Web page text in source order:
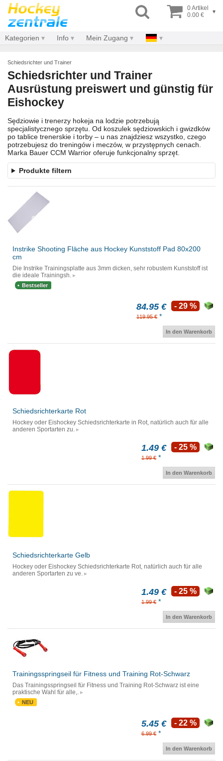
0 Artikel
0.00 €
▾
Kategorien Info Mein Zugang
Schiedsrichter und Trainer
Schiedsrichter und Trainer
Ausrüstung preiswert und günstig für
Eishockey
Sędziowie i trenerzy hokeja na lodzie potrzebują
specjalistycznego sprzętu. Od koszulek sędziowskich i gwizdków
po tablice trenerskie i torby – u nas znajdziesz wszystko, czego
potrzebujesz do treningów i meczów, w przystępnych cenach.
Marka Bauer CCM Warrior oferuje funkcjonalny sprzęt.
Produkte filtern
Instrike Shooting Fläche aus Hockey Kunststoff Pad 80x200
cm
Die Instrike Trainingsplatte aus 3mm dicken, sehr robustem Kunststoff ist
die ideale Trainingsh.
Bestseller
84.95 €
119.95 € *
- 29 %
In den Warenkorb
Schiedsrichterkarte Rot
Hockey oder Eishockey Schiedsrichterkarte in Rot, natürlich auch für alle
anderen Sportarten zu.
1.49 €
1.99 € *
- 25 %
In den Warenkorb
Schiedsrichterkarte Gelb
Hockey oder Eishockey Schiedsrichterkarte Rot, natürlich auch für alle
anderen Sportarten zu ve.
1.49 €
1.99 € *
- 25 %
In den Warenkorb
Trainingsspringseil für Fitness und Training Rot-Schwarz
Das Trainingsspringseil für Fitness und Training Rot-Schwarz ist eine
praktische Wahl für alle,.
NEU
5.45 €
6.99 € *
- 22 %
In den Warenkorb